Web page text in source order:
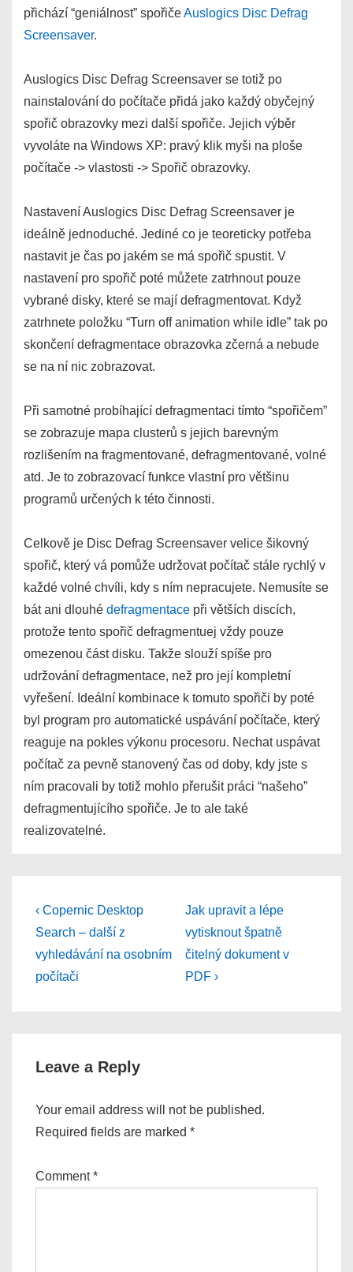
přichází “geniálnost” spořičeAuslogics Disc Defrag
Screensaver.
Auslogics Disc Defrag Screensaver se totiž po
nainstalování do počítače přidá jako každý obyčejný
spořič obrazovky mezi další spořiče. Jejich výběr
vyvoláte na Windows XP: pravý klik myši na ploše
počítače -> vlastosti -> Spořič obrazovky.
Nastavení Auslogics Disc Defrag Screensaver je
ideálně jednoduché. Jediné co je teoreticky potřeba
nastavit je čas po jakém se má spořič spustit. V
nastavení pro spořič poté můžete zatrhnout pouze
vybrané disky, které se mají defragmentovat. Když
zatrhnete položku “Turn off animation while idle” tak po
skončení defragmentace obrazovka zčerná a nebude
se na ní nic zobrazovat.
Při samotné probíhající defragmentaci tímto “spořičem”
se zobrazuje mapa clusterů s jejich barevným
rozlišením na fragmentované, defragmentované, volné
atd. Je to zobrazovací funkce vlastní pro většinu
programů určených k této činnosti.
Celkově je Disc Defrag Screensaver velice šikovný
spořič, který vá pomůže udržovat počítač stále rychlý v
každé volné chvíli, kdy s ním nepracujete. Nemusíte se
bát ani dlouhé defragmentace při větších discích,
protože tento spořič defragmentuej vždy pouze
omezenou část disku. Takže slouží spíše pro
udržování defragmentace, než pro její kompletní
vyřešení. Ideální kombinace k tomuto spořiči by poté
byl program pro automatické uspávání počítače, který
reaguje na pokles výkonu procesoru. Nechat uspávat
počítač za pevně stanovený čas od doby, kdy jste s
ním pracovali by totiž mohlo přerušit práci “našeho”
defragmentujícího spořiče. Je to ale také
realizovatelné.
Post
navigation
Previous
Post
is
‹ Copernic Desktop
Search – další z
vyhledávání na osobním
počítači
Next
Post
is
Jak upravit a lépe
vytisknout špatně
čitelný dokument v
PDF ›
Leave a Reply
Your email address will not be published.
Required fields are marked *
Comment*